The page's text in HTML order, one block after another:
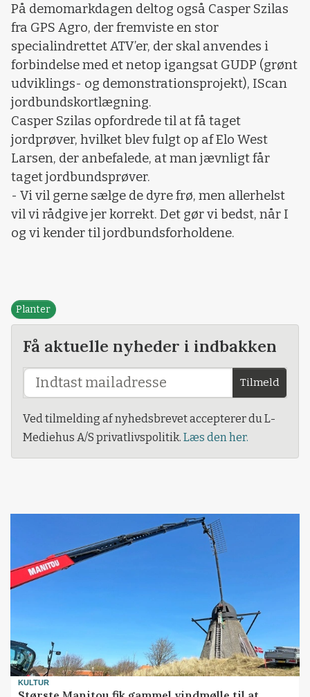
På demomarkdagen deltog også Casper Szilas
fra GPS Agro, der fremviste en stor
specialindrettet ATV’er, der skal anvendes i
forbindelse med et netop igangsat GUDP (grønt
udviklings- og demonstrationsprojekt), IScan
jordbundskortlægning.
Casper Szilas opfordrede til at få taget
jordprøver, hvilket blev fulgt op af Elo West
Larsen, der anbefalede, at man jævnligt får
taget jordbundsprøver.
- Vi vil gerne sælge de dyre frø, men allerhelst
vil vi rådgive jer korrekt. Det gør vi bedst, når I
og vi kender til jordbundsforholdene.
Planter
Få aktuelle nyheder i indbakken
Tilmeld
Ved tilmelding af nyhedsbrevet accepterer du L-
Mediehus A/S privatlivspolitik. Læs den her.
KULTUR